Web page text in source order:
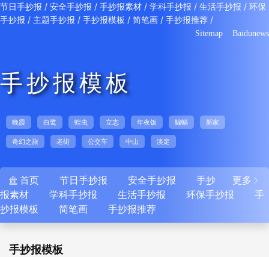
节日手抄报 / 安全手抄报 / 手抄报素材 / 学科手抄报 / 生活手抄报 / 环保
手抄报 / 主题手抄报 / 手抄报模板 / 简笔画 / 手抄报推荐 /
Sitemap Baidunews
手抄报模板
晚霞 白鹭 蝗虫 立志 年夜饭 蝙蝠 新家
奇幻之旅 老街 公交车 中山 淡定
更多 
 首页 节日手抄报 安全手抄报
手抄
报素材
学科手抄报 生活手抄报 环保手抄报
手
抄报模板
简笔画 手抄报推荐
手抄报模板